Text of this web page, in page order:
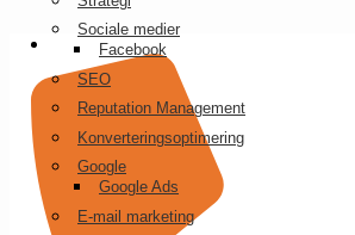
Sociale medier
Facebook
SEO
Reputation Management
Konverteringsoptimering
Google
Google Ads
E-mail marketing